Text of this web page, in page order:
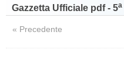
Gazzetta Ufficiale pdf - 5a
« Precedente